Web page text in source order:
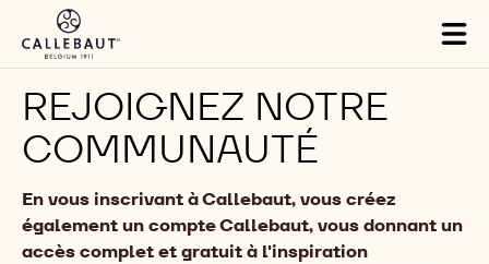
Skip to main content
REJOIGNEZ NOTRE
COMMUNAUTÉ
En vous inscrivant à Callebaut, vous créez
également un compte Callebaut, vous donnant un
accès complet et gratuit à l'inspiration